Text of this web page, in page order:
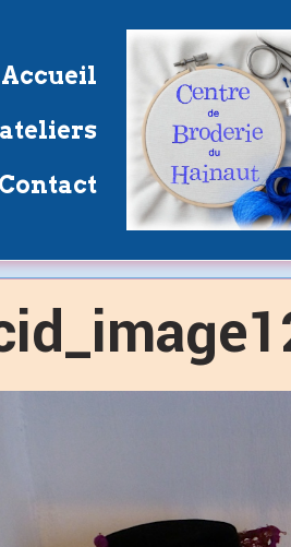
Accueil
ateliers
Contact